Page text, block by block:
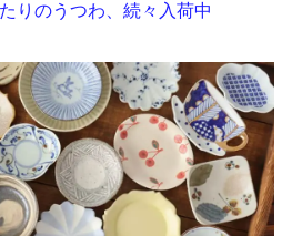
りのうつわ、続々入荷中